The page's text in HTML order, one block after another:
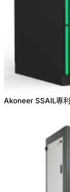
Akoneer SSAIL專